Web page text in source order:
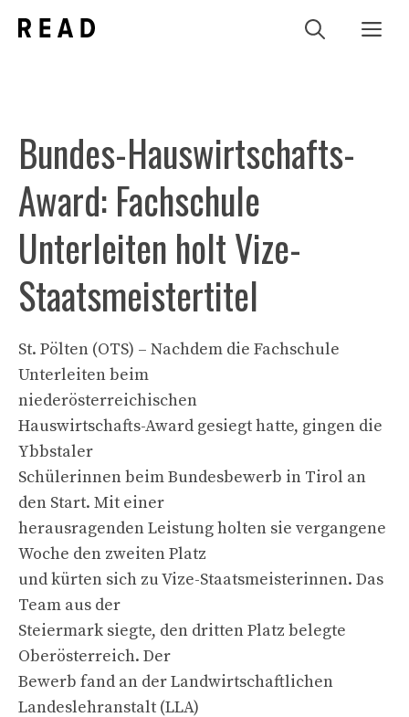
Inhalt
Bundes-Hauswirtschafts-
Award: Fachschule
Unterleiten holt Vize-
Staatsmeistertitel
St. Pölten (OTS) – Nachdem die Fachschule
Unterleiten beim
niederösterreichischen
Hauswirtschafts-Award gesiegt hatte, gingen die
Ybbstaler
Schülerinnen beim Bundesbewerb in Tirol an
den Start. Mit einer
herausragenden Leistung holten sie vergangene
Woche den zweiten Platz
und kürten sich zu Vize-Staatsmeisterinnen. Das
Team aus der
Steiermark siegte, den dritten Platz belegte
Oberösterreich. Der
Bewerb fand an der Landwirtschaftlichen
Landeslehranstalt (LLA)